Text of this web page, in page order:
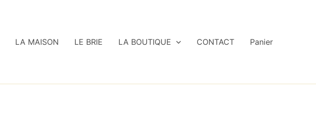
LA MAISON LE BRIE LA BOUTIQUE CONTACT Panier